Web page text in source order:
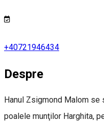
+40721946434
Despre
Hanul Zsigmond Malom se
poalele munţilor Harghita,